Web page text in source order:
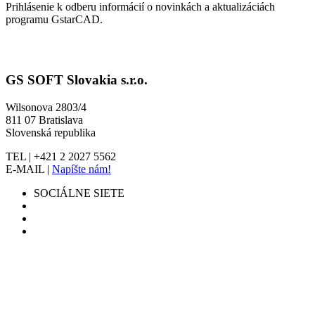
Prihlásenie k odberu informácií o novinkách a aktualizáciách
programu GstarCAD.
GS SOFT Slovakia s.r.o.
Wilsonova 2803/4
811 07 Bratislava
Slovenská republika
TEL | +421 2 2027 5562
E-MAIL | Napíšte nám!
SOCIÁLNE SIETE